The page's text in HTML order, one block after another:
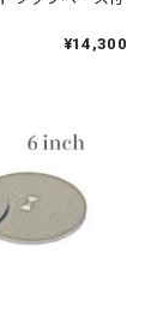
¥14,300